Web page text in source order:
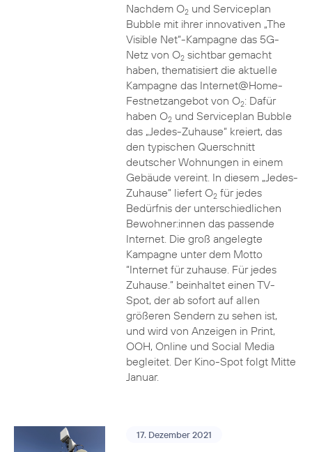
Nachdem O2und Serviceplan
Bubble mit ihrer innovativen „The
Visible Net“-Kampagne das 5G-
Netz von O2sichtbar gemacht
haben, thematisiert die aktuelle
Kampagne das Internet@Home-
Festnetzangebot von O2: Dafür
haben O2und Serviceplan Bubble
das „Jedes-Zuhause“ kreiert, das
den typischen Querschnitt
deutscher Wohnungen in einem
Gebäude vereint. In diesem „Jedes-
Zuhause” liefert O2für jedes
Bedürfnis der unterschiedlichen
Bewohner:innen das passende
Internet. Die groß angelegte
Kampagne unter dem Motto
“Internet für zuhause. Für jedes
Zuhause.” beinhaltet einen TV-
Spot, der ab sofort auf allen
größeren Sendern zu sehen ist,
und wird von Anzeigen in Print,
OOH, Online und Social Media
begleitet. Der Kino-Spot folgt Mitte
Januar.
17. Dezember 2021